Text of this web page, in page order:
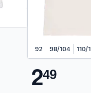
92 98/104 110/
249